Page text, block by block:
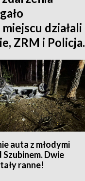
działali
ZRM i Policja.
auta z młodymi
Szubinem. Dwie
ranne!